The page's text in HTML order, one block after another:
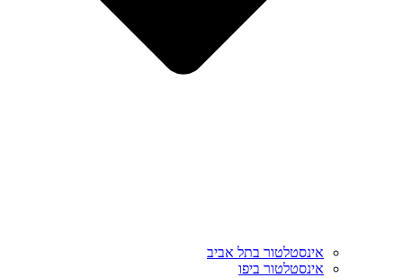
אינסטלטור בתל אביב
אינסטלטור ביפו